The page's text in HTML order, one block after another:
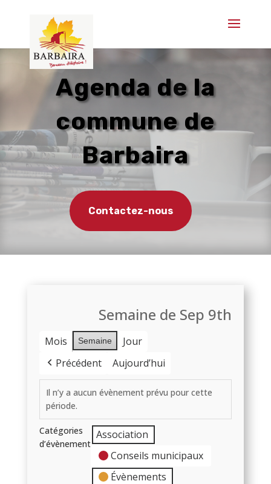
Agenda de la
commune de
Barbaira
Contactez-nous
Semaine de Sep 9th
Mois Semaine
Jour
Précédent
Aujourd’hui
Il n’y a aucun évènement prévu pour cette
période.
Catégories
d’évènement
Association
Conseils municipaux
Évènements